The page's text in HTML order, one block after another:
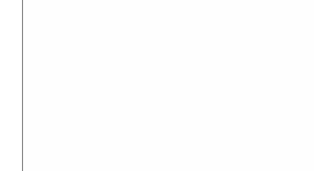
Новости показаны
Если новость вам
самые
самые лучшие